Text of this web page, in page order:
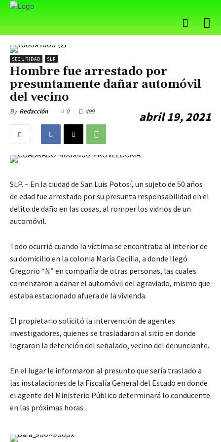
SEGURIDAD SLP
Hombre fue arrestado por
presuntamente dañar automóvil
del vecino
By Redacción abril 19, 2021
0 499
SLP. – En la ciudad de San Luis Potosí, un sujeto de 50 años
de edad fue arrestado por su presunta responsabilidad en el
delito de daño en las cosas, al romper los vidrios de un
automóvil.
Todo ocurrió cuando la víctima se encontraba al interior de
su domicilio en la colonia María Cecilia, a donde llegó
Gregorio “N” en compañía de otras personas, las cuales
comenzaron a dañar el automóvil del agraviado, mismo que
estaba estacionado afuera de la vivienda.
El propietario solicitó la intervención de agentes
investigadores, quienes se trasladaron al sitio en donde
lograron la detención del señalado, vecino del denunciante.
En el lugar le informaron al presunto que sería traslado a
las instalaciones de la Fiscalía General del Estado en donde
el agente del Ministerio Público determinará lo conducente
en las próximas horas.